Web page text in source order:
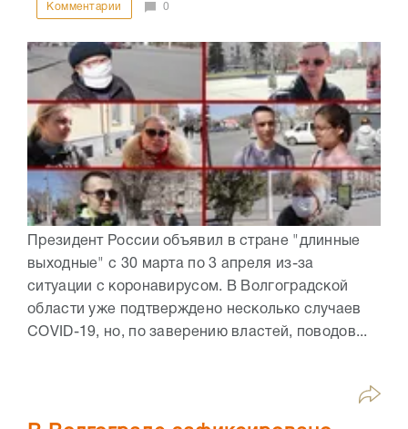
Комментарии 0
Президент России объявил в стране "длинные
выходные" с 30 марта по 3 апреля из-за
ситуации с коронавирусом. В Волгоградской
области уже подтверждено несколько случаев
COVID-19, но, по заверению властей, поводов...